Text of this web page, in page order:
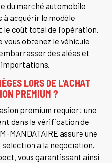
du marché automobile
à acquérir le modèle
coût total de l'opération.
obtenez le véhicule
des aléas et
LORS DE L'ACHAT
PREMIUM ?
premium requiert une
dans la vérification de
MANDATAIRE assure une
à la négociation.
vous garantissant ainsi